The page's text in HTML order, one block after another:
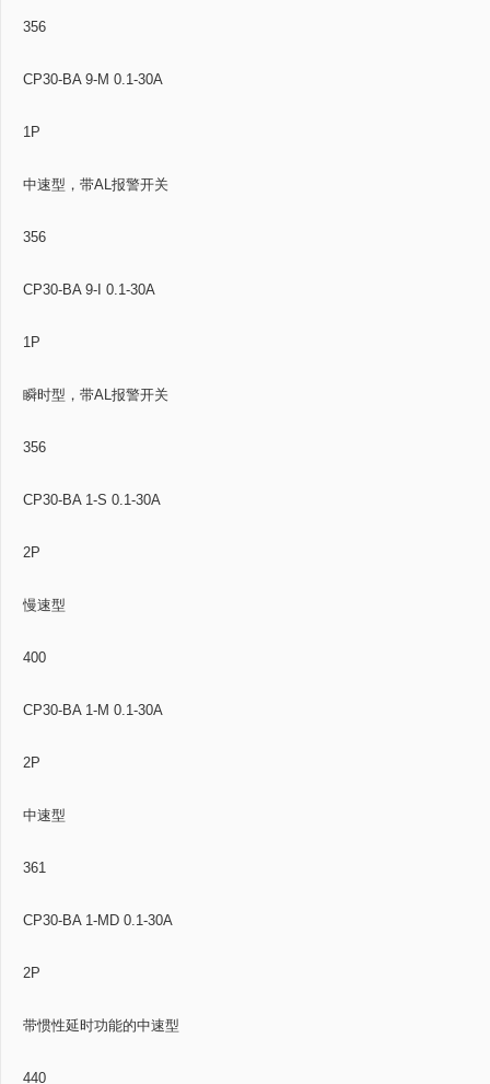
356
CP30-BA 9-M 0.1-30A
1P
中速型，带AL报警开关
356
CP30-BA 9-I 0.1-30A
1P
瞬时型，带AL报警开关
356
CP30-BA 1-S 0.1-30A
2P
慢速型
400
CP30-BA 1-M 0.1-30A
2P
中速型
361
CP30-BA 1-MD 0.1-30A
2P
带惯性延时功能的中速型
440